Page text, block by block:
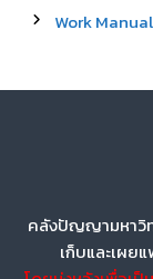
Work Manual
คลังปัญญามหาวิ
เก็บและเผย